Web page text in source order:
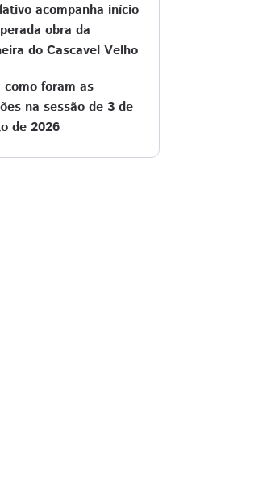
acompanha início
obra da
do Cascavel Velho
como foram as
na sessão de 3 de
de 2026